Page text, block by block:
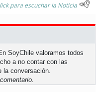
para escuchar la Noticia
SoyChile valoramos todos
a no contar con las
la conversación.